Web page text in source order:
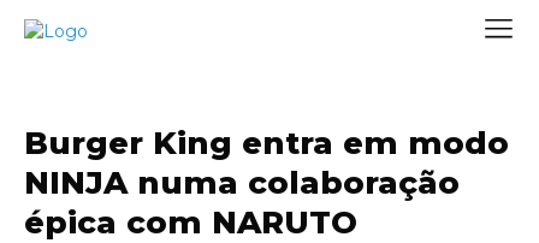
Burger King entra em modo
NINJA numa colaboração
épica com NARUTO